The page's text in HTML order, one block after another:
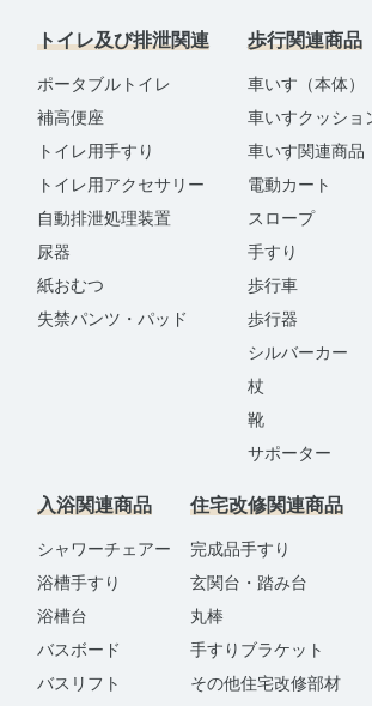
トイレ及び排泄関連
ポータブルトイレ
補高便座
トイレ用手すり
トイレ用アクセサリー
自動排泄処理装置
尿器
紙おむつ
失禁パンツ・パッド
歩行関連商品
車いす（本体）
車いすクッショ
車いす関連商品
電動カート
スロープ
手すり
歩行車
歩行器
シルバーカー
杖
靴
サポーター
入浴関連商品
シャワーチェアー
浴槽手すり
浴槽台
バスボード
バスリフト
住宅改修関連商品
完成品手すり
玄関台・踏み台
丸棒
手すりブラケット
その他住宅改修部材